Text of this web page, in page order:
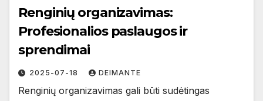
Renginių organizavimas:
Profesionalios paslaugos ir
sprendimai
2025-07-18 DEIMANTE
Renginių organizavimas gali būti sudėtingas